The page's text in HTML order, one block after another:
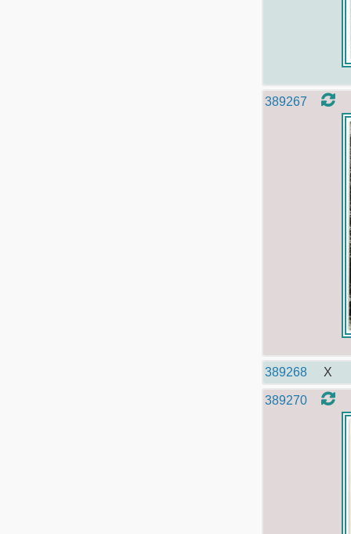
389267
389268 X
389270